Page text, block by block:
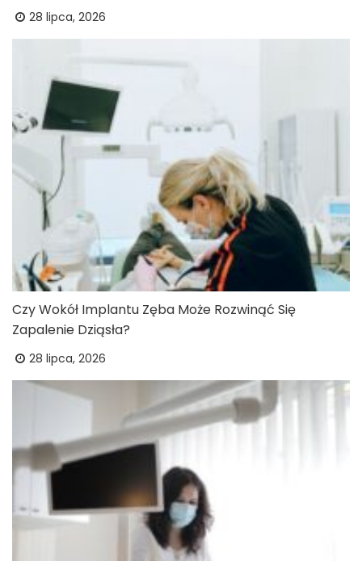
28 lipca, 2026
Czy Wokół Implantu Zęba Może Rozwinąć Się
Zapalenie Dziąsła?
28 lipca, 2026